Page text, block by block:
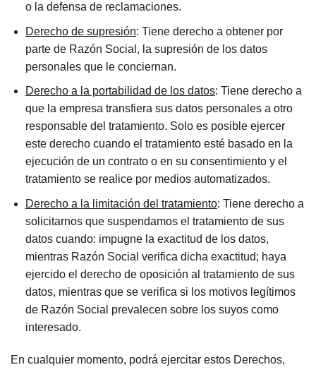
o la defensa de reclamaciones.
Derecho de supresión: Tiene derecho a obtener por
parte de Razón Social, la supresión de los datos
personales que le conciernan.
Derecho a la portabilidad de los datos: Tiene derecho a
que la empresa transfiera sus datos personales a otro
responsable del tratamiento. Solo es posible ejercer
este derecho cuando el tratamiento esté basado en la
ejecución de un contrato o en su consentimiento y el
tratamiento se realice por medios automatizados.
Derecho a la limitación del tratamiento: Tiene derecho a
solicitarnos que suspendamos el tratamiento de sus
datos cuando: impugne la exactitud de los datos,
mientras Razón Social verifica dicha exactitud; haya
ejercido el derecho de oposición al tratamiento de sus
datos, mientras que se verifica si los motivos legítimos
de Razón Social prevalecen sobre los suyos como
interesado.
En cualquier momento, podrá ejercitar estos Derechos,